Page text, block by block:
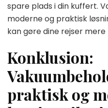
spare plads i din kuffert.
moderne og praktisk
kan gøre dine rejser
Konklusion:
praktisk og